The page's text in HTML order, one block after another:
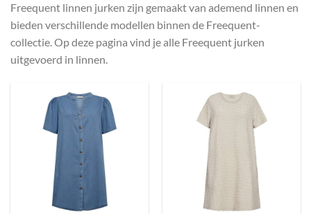
Freequent linnen jurken zijn gemaakt van ademend linnen en
bieden verschillende modellen binnen de Freequent-
collectie. Op deze pagina vind je alle Freequent jurken
uitgevoerd in linnen.